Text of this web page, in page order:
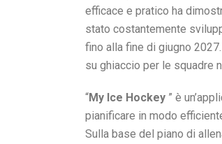
efficace e pratico ha
stato costantemente
fino alla fine di giugno
su ghiaccio per le squadre
“My Ice Hockey ” è
pianificare in modo
Sulla base del piano di